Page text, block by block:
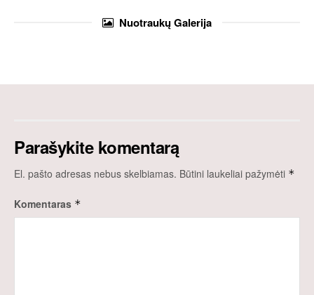
NuotraukųGalerija
Parašykite komentarą
El. pašto adresas nebus skelbiamas. Būtini laukeliai pažymėti *
Komentaras *